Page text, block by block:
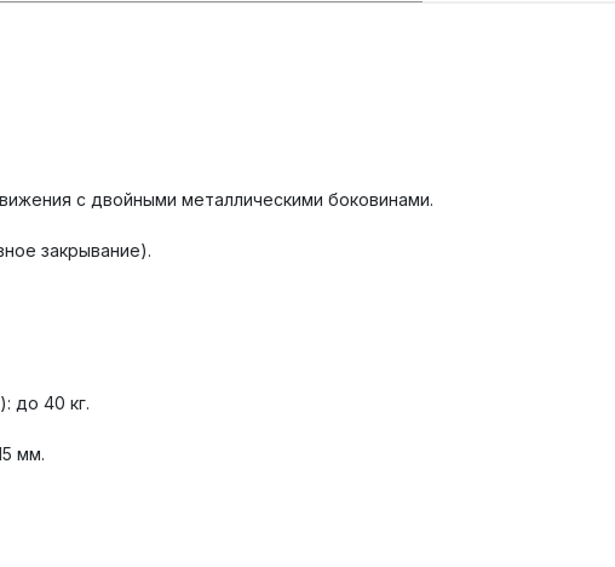
с двойными металлическими боковинами.
закрывание).
до 40 кг.
мм.